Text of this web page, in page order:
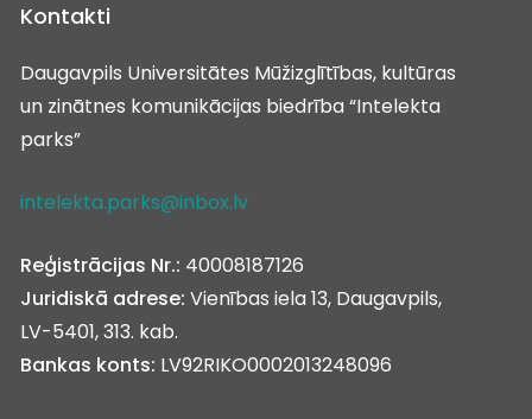
Kontakti
Daugavpils Universitātes Mūžizglītības, kultūras
un zinātnes komunikācijas biedrība “Intelekta
parks”
intelekta.parks@inbox.lv
Reģistrācijas Nr.: 40008187126
Juridiskā adrese: Vienības iela 13, Daugavpils,
LV-5401, 313. kab.
Bankas konts: LV92RIKO0002013248096